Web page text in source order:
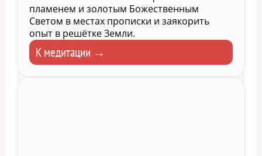
пламенем и золотым Божественным
Светом в местах прописки и заякорить
опыт в решётке Земли.
К медитации →